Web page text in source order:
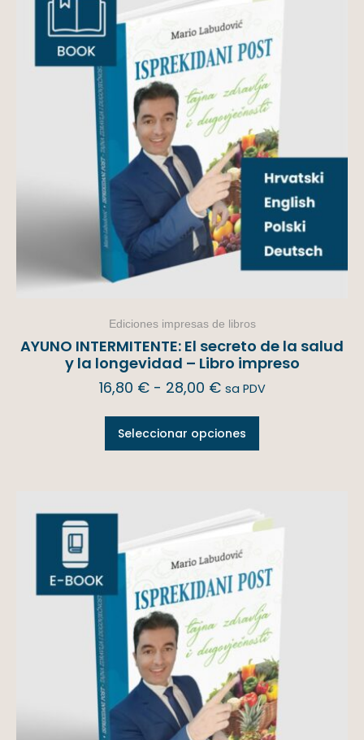
Ediciones impresas de libros
AYUNO INTERMITENTE: El secreto de la salud
y la longevidad – Libro impreso
16,80 € - 28,00 € sa PDV
Seleccionar opciones